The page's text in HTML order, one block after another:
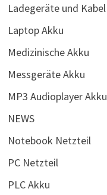
Ladegeräte und Kabel
Laptop Akku
Medizinische Akku
Messgeräte Akku
MP3 Audioplayer Akku
NEWS
Notebook Netzteil
PC Netzteil
PLC Akku